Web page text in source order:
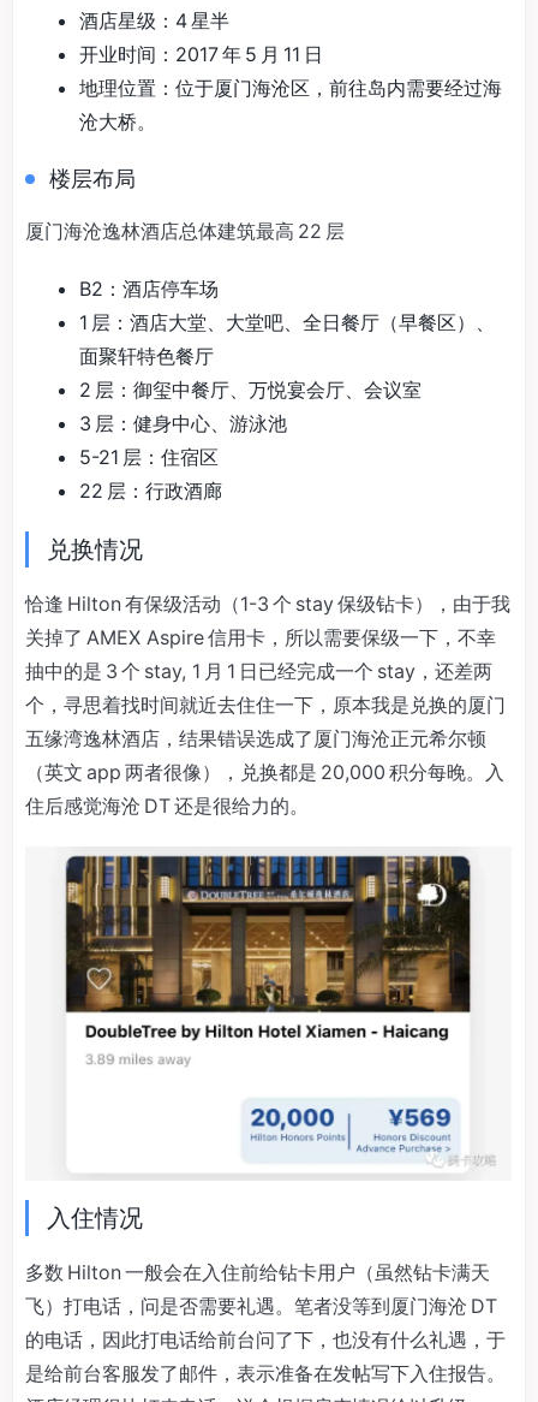
酒店星级：4 星半
开业时间：2017 年 5 月 11 日
地理位置：位于厦门海沧区，前往岛内需要经过海
沧大桥。
楼层布局
厦门海沧逸林酒店总体建筑最高 22 层
B2：酒店停车场
1 层：酒店大堂、大堂吧、全日餐厅（早餐区）、
面聚轩特色餐厅
2 层：御玺中餐厅、万悦宴会厅、会议室
3 层：健身中心、游泳池
5-21 层：住宿区
22 层：行政酒廊
兑换情况
恰逢 Hilton 有保级活动（1-3 个 stay 保级钻卡），由于我
关掉了 AMEX Aspire 信用卡，所以需要保级一下，不幸
抽中的是 3 个 stay, 1 月 1 日已经完成一个 stay，还差两
个，寻思着找时间就近去住住一下，原本我是兑换的厦门
五缘湾逸林酒店，结果错误选成了厦门海沧正元希尔顿
（英文 app 两者很像），兑换都是 20,000 积分每晚。入
住后感觉海沧 DT 还是很给力的。
入住情况
多数 Hilton 一般会在入住前给钻卡用户（虽然钻卡满天
飞）打电话，问是否需要礼遇。笔者没等到厦门海沧 DT
的电话，因此打电话给前台问了下，也没有什么礼遇，于
是给前台客服发了邮件，表示准备在发帖写下入住报告。